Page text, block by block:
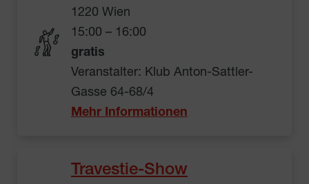
1220 Wien
15:00 – 16:00
gratis
Veranstalter: Klub Anton-Sattler-
Gasse 64-68/4
Mehr Informationen
Travestie-Show